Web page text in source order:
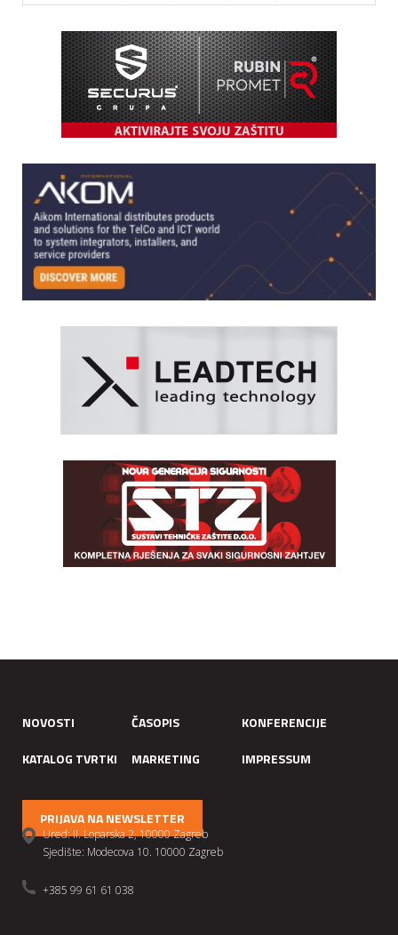
NOVOSTI ČASOPIS
KONFERENCIJE
KATALOG TVRTKI
MARKETING IMPRESSUM
PRIJAVA NA NEWSLETTER
Ured: II. Loparska 2, 10000 Zagreb
Sjedište: Modecova 10. 10000 Zagreb
+385 99 61 61 038